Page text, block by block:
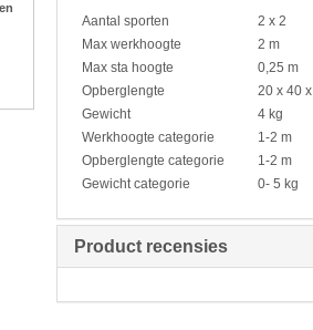
Aantal sporten
2 x 2
Max werkhoogte
2 m
Max sta hoogte
0,25 m
Opberglengte
20 x 40
Gewicht
4 kg
Werkhoogte categorie
1-2 m
Opberglengte categorie
1-2 m
Gewicht categorie
0- 5 kg
Product recensies